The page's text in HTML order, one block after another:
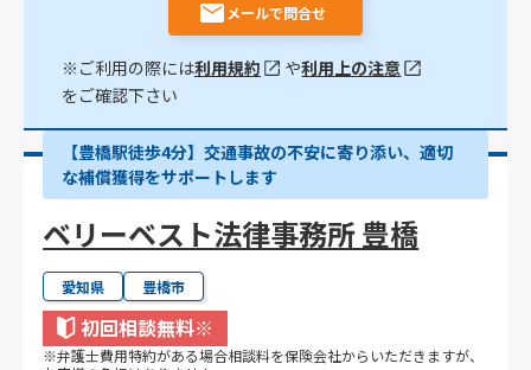
メールで問合せ
※ご利用の際には利用規約 や利用上の注意
をご確認下さい
【豊橋駅徒歩4分】交通事故の不安に寄り添い、適切
な補償獲得をサポートします
ベリーベスト法律事務所 豊橋
愛知県 豊橋市
初回相談無料※
※弁護士費用特約がある場合相談料を保険会社からいただきますが、